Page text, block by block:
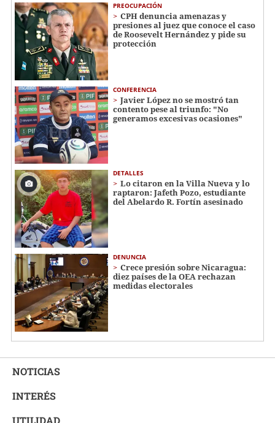
PREOCUPACIÓN
CPH denuncia amenazas y
presiones al juez que conoce el caso
de Roosevelt Hernández y pide su
protección
CONFERENCIA
Javier López no se mostró tan
contento pese al triunfo: "No
generamos excesivas ocasiones"
DETALLES
Lo citaron en la Villa Nueva y lo
raptaron: Jafeth Pozo, estudiante
del Abelardo R. Fortín asesinado
DENUNCIA
Crece presión sobre Nicaragua:
diez países de la OEA rechazan
medidas electorales
NOTICIAS
INTERÉS
UTILIDAD